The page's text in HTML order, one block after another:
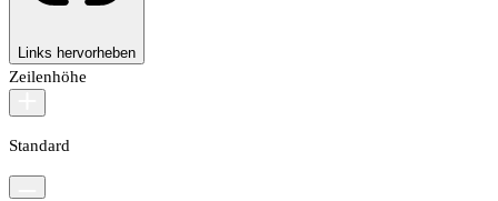
Links hervorheben
Zeilenhöhe
Standard